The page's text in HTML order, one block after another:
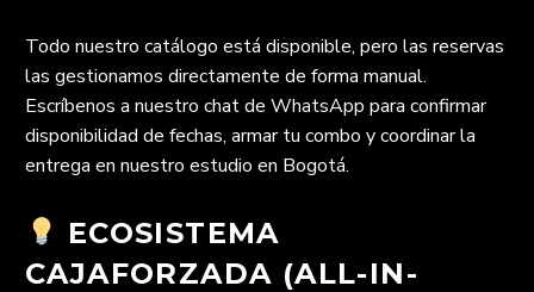
Todo nuestro catálogo está disponible, pero las reservas
las gestionamos directamente de forma manual.
Escríbenos a nuestro chat de WhatsApp para confirmar
disponibilidad de fechas, armar tu combo y coordinar la
entrega en nuestro estudio en Bogotá.
ECOSISTEMA
CAJAFORZADA (ALL-IN-